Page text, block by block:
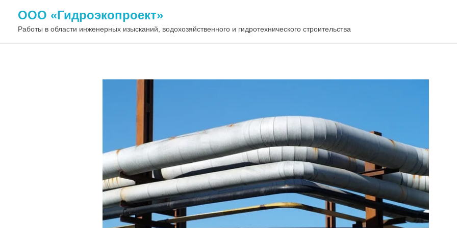
ООО «Гидроэкопроект»
Работы в области инженерных изысканий, водохозяйственного и гидротехнического строительства